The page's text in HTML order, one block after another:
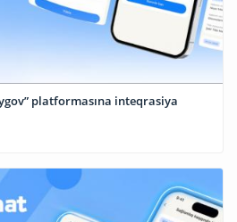
platformasına inteqrasiya